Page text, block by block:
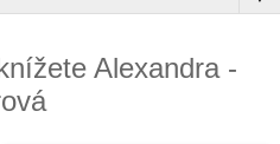
Alexandra -